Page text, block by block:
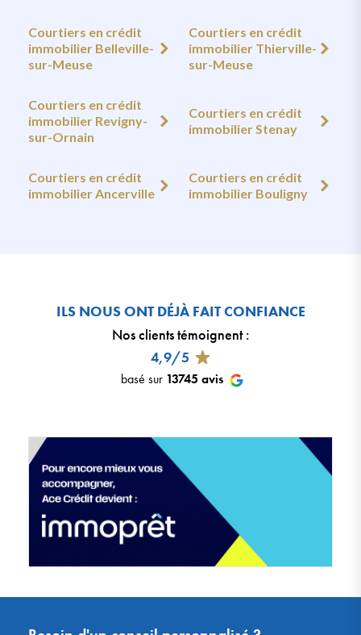
Courtiers en crédit
immobilier Belleville-
sur-Meuse
Courtiers en crédit
immobilier Thierville-
sur-Meuse
Courtiers en crédit
immobilier Revigny-
sur-Ornain
Courtiers en crédit
immobilier Stenay
Courtiers en crédit
immobilier Ancerville
Courtiers en crédit
immobilier Bouligny
ILS NOUS ONT DÉJÀ FAIT CONFIANCE
Nos clients témoignent:
4,9/5
basé sur 13745 avis